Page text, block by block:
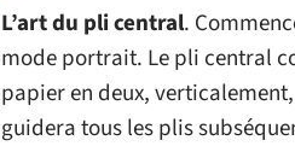
L’art du pli central.
mode portrait. Le pli central
papier en deux,
guidera tous les plis